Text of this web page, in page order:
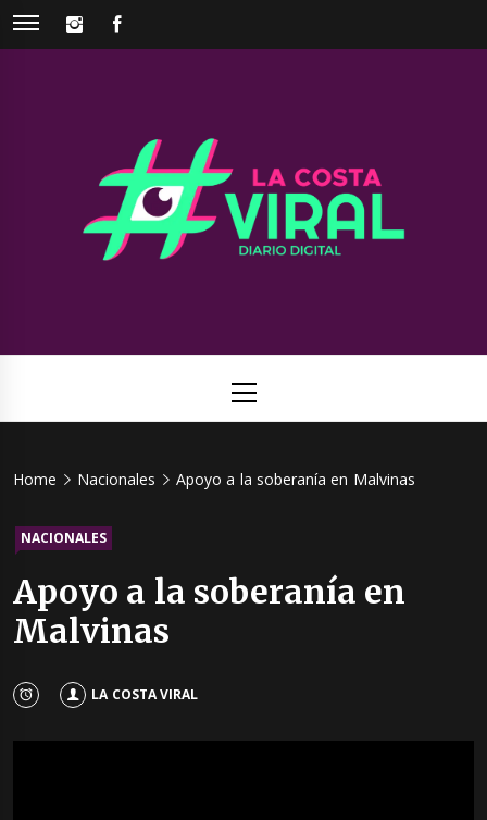
Skip
INSTAGRAM
Viral
Menu
Home Nacionales Apoyo a la soberanía en Malvinas
NACIONALES
Apoyo a la soberanía en
Malvinas
LA COSTA VIRAL